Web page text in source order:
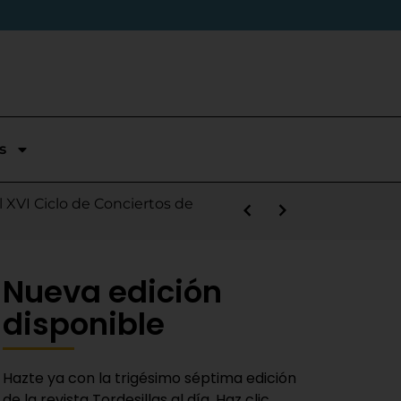
temporada en Segunda
Nieves
Ciclo de Conciertos de
sábado
la salida de Víctor Alonso
Fiestas del Novillo
Bravas y logra un puesto
adaptado a la actualidad»
Nueva edición
disponible
Hazte ya con la trigésimo séptima edición